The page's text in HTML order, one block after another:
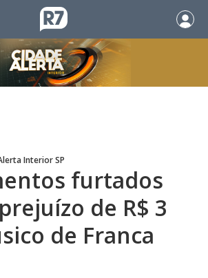
Interior SP
furtados
de R$ 3
de Franca